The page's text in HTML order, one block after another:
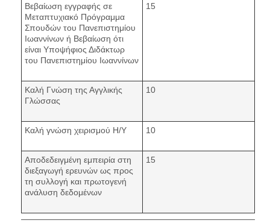
Βεβαίωση εγγραφής σε
Μεταπτυχιακό Πρόγραμμα
Σπουδών του Πανεπιστημίου
Ιωαννίνων ή Βεβαίωση ότι
είναι Υποψήφιος Διδάκτωρ
του Πανεπιστημίου Ιωαννίνων
15
Καλή Γνώση της Αγγλικής
Γλώσσας
10
Καλή γνώση χειρισμού Η/Υ 10
Αποδεδειγμένη εμπειρία στη
διεξαγωγή ερευνών ως προς
τη συλλογή και πρωτογενή
ανάλυση δεδομένων
15